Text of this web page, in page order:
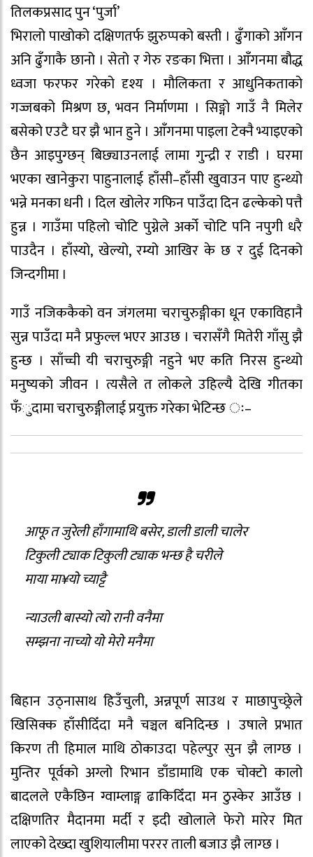
तिलकप्रसाद पुन ‘पुर्जा’
भिरालो पाखोको दक्षिणतर्फ झुरुप्पको बस्ती । ढुँगाको आँगन
अनि ढुँगाकै छानो । सेतो र गेरु रङका भित्ता । आँगनमा बौद्ध
ध्वजा फरफर गरेको दृश्य । मौलिकता र आधुनिकताको
गज्जबको मिश्रण छ, भवन निर्माणमा । सिङ्गो गाउँ नै मिलेर
बसेको एउटै घर झै भान हुने । आँगनमा पाइला टेक्नै भ्याइएको
छैन आइपुग्छन् बिछ्याउनलाई लामा गुन्द्री र राडी । घरमा
भएका खानेकुरा पाहुनालाई हाँसी–हाँसी खुवाउन पाए हुन्थ्यो
भन्ने मनका धनी । दिल खोलेर गफिन पाउँदा दिन ढल्केको पत्तै
हुन्न । गाउँमा पहिलो चोटि पुग्नेले अर्को चोटि पनि नपुगी धरै
पाउदैन । हाँस्यो, खेल्यो, रम्यो आखिर के छ र दुई दिनको
जिन्दगीमा ।
गाउँ नजिककैको वन जंगलमा चराचुरुङ्गीका धून एकाविहानै
सुन्न पाउँदा मनै प्रफुल्ल भएर आउछ । चरासँगै मितेरी गाँसु झै
हुन्छ । साँच्ची यी चराचुरुङ्गी नहुने भए कति निरस हुन्थ्यो
मनुष्यको जीवन । त्यसैले त लोकले उहिल्यै देखि गीतका
फँुदामा चराचुरुङ्गीलाई प्रयुक्त गरेका भेटिन्छ ः–
आफू त जुरेली हाँगामाथि बसेर, डाली डाली चालेर
टिकुली ट्याक टिकुली ट्याक भन्छ है चरीले
माया मा¥यो च्याट्टै
न्याउली बास्यो त्यो रानी वनैमा
सम्झना नाच्यो यो मेरो मनैमा
बिहान उठ्नासाथ हिउँचुली, अन्नपूर्ण साउथ र माछापुच्छ्रेले
खिसिक्क हाँसीदिँदा मनै चञ्चल बनिदिन्छ । उषाले प्रभात
किरण ती हिमाल माथि ठोकाउदा पहेल्पुर सुन झै लाग्छ ।
मुन्तिर पूर्वको अग्लो रिभान डाँडामाथि एक चोक्टो कालो
बादलले एकैछिन ग्वाम्लाङ्ग ढाकिदिँदा मन ठुस्केर आउँछ ।
दक्षिणतिर मैदानमा मर्दी र इदी खोलाले फेरो मारेर मित
लाएको देख्दा खुशियालीमा पररर ताली बजाउ झै लाग्छ ।